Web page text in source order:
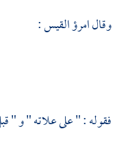
وقالامرؤ القيس:
فقوله : " على علاته " و "